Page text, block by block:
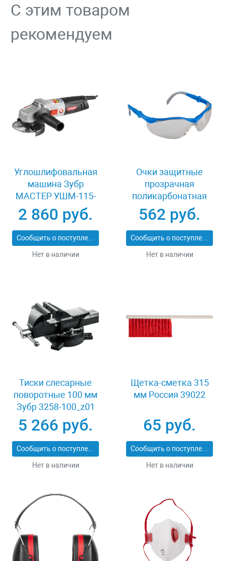
С этим товаром
рекомендуем
Углошлифовальная
машина Зубр
МАСТЕР УШМ-115-
800 М3
2 860 руб.
Сообщить о поступлении
Нет в наличии
Очки защитные
прозрачная
поликарбонатная
монолинза ЗУБР
ЭКСПЕРТ 110310
562 руб.
Сообщить о поступлении
Нет в наличии
Тиски слесарные
поворотные 100 мм
Зубр 3258-100_z01
5 266 руб.
Сообщить о поступлении
Нет в наличии
Щетка-сметка 315
мм Россия 39022
65 руб.
Сообщить о поступлении
Нет в наличии